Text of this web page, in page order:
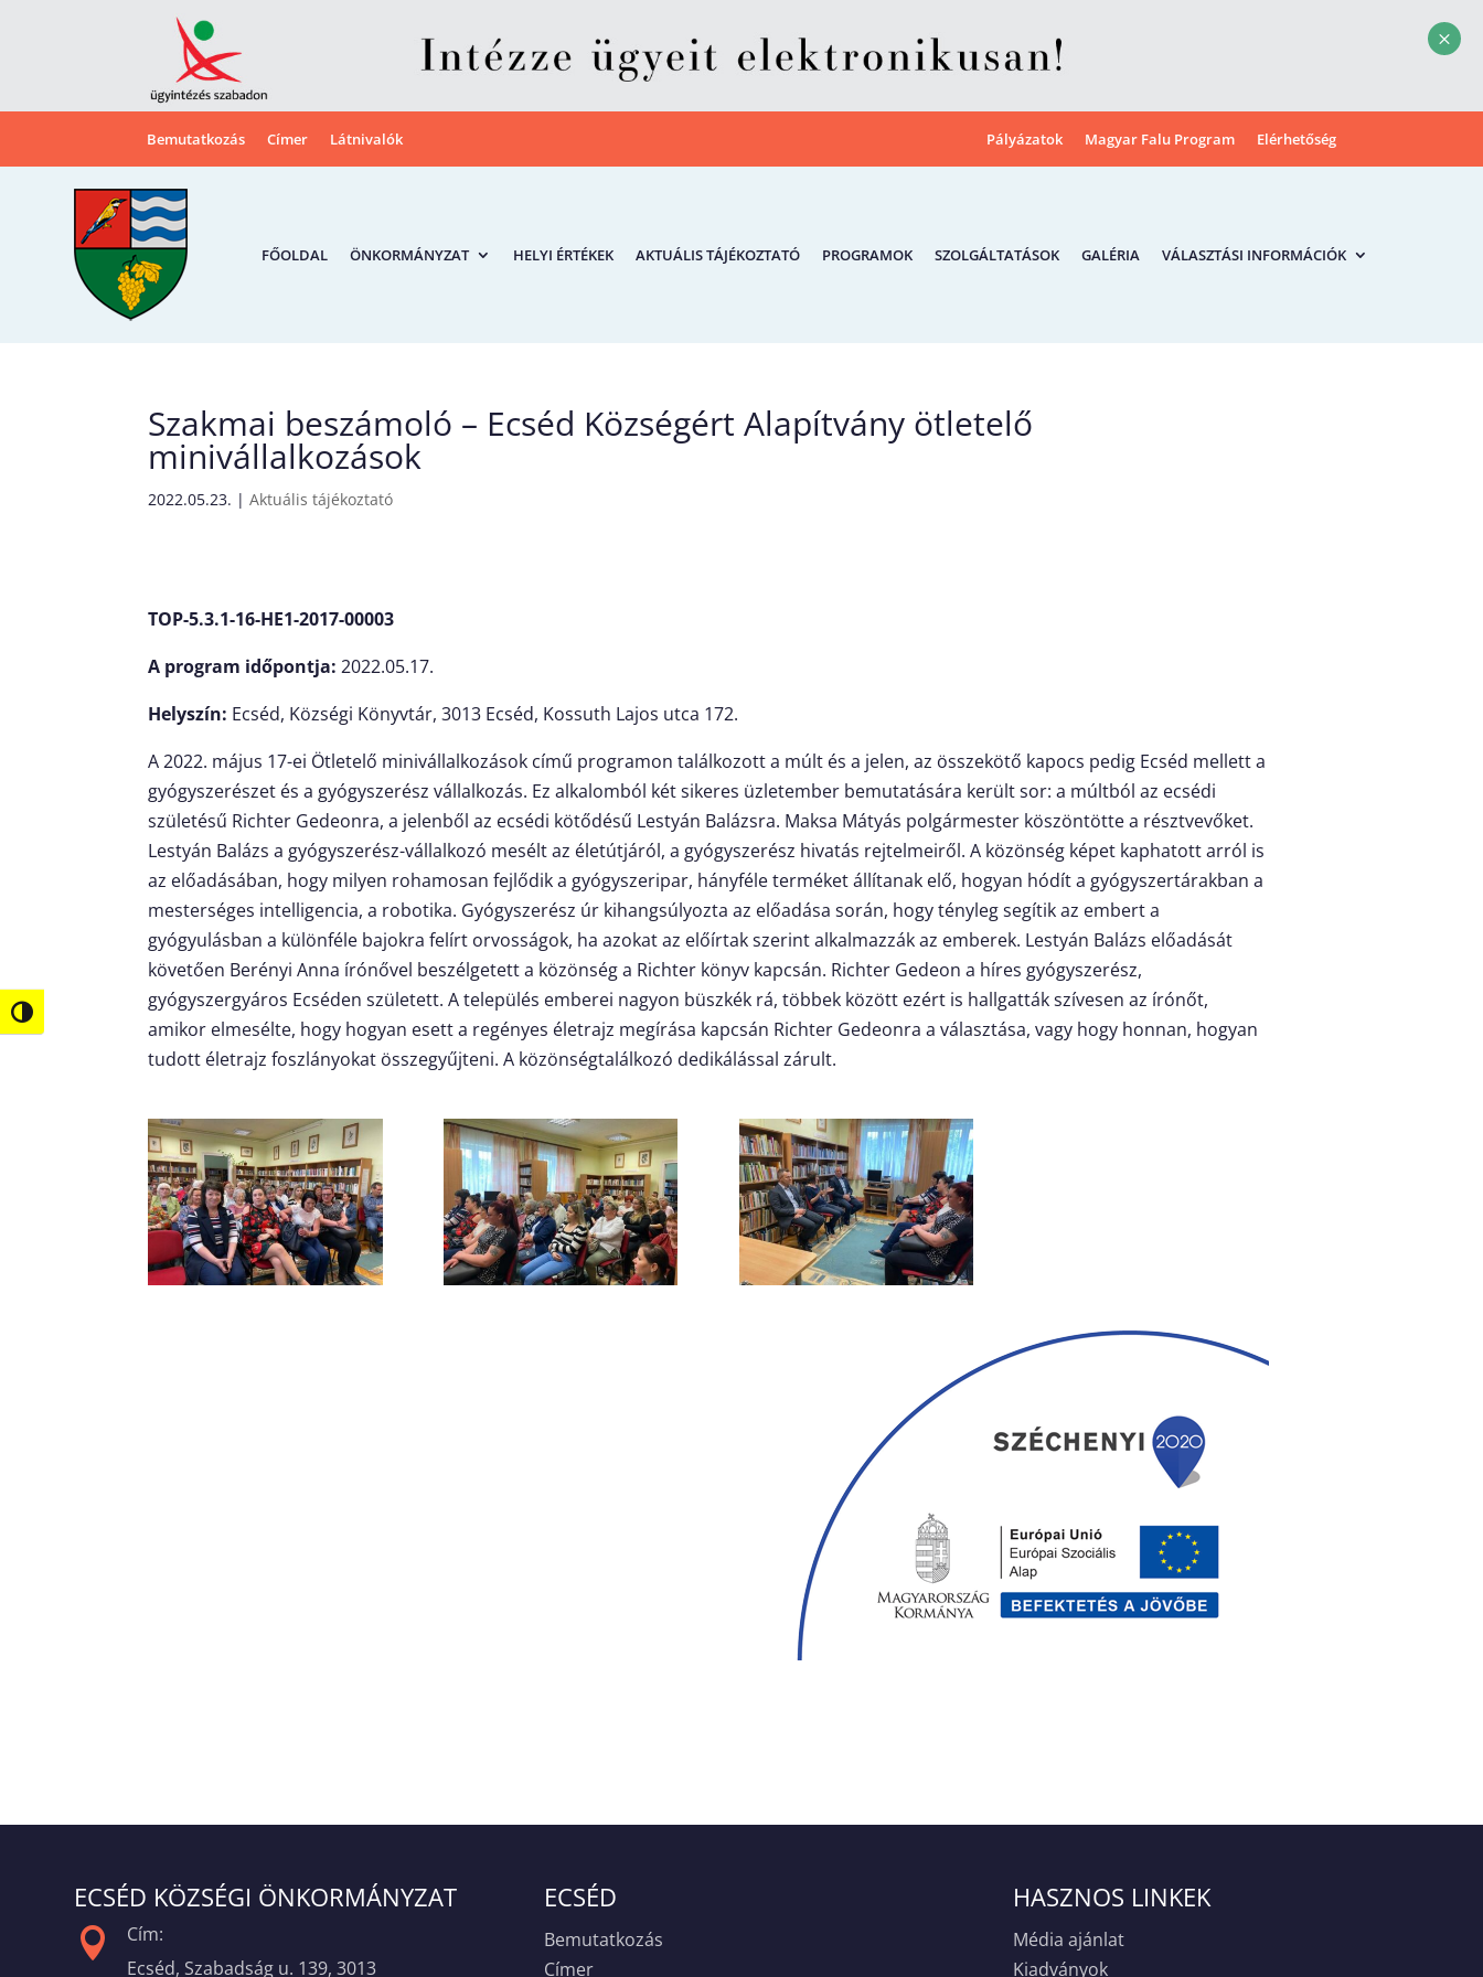
Nagy kontraszt váltása
M
Bemutatkozás Címer Látnivalók Pályázatok Magyar Falu Program Elérhetőség
FŐOLDAL ÖNKORMÁNYZAT HELYI ÉRTÉKEK AKTUÁLIS TÁJÉKOZTATÓ PROGRAMOK SZOLGÁLTATÁSOK GALÉRIA VÁLASZTÁSI INFORMÁCIÓK
Szakmai beszámoló – Ecséd Községért Alapítvány ötletelő
minivállalkozások
2022.05.23. |Aktuális tájékoztató
TOP-5.3.1-16-HE1-2017-00003
A program időpontja:2022.05.17.
Helyszín: Ecséd, Községi Könyvtár, 3013 Ecséd, Kossuth Lajos utca 172.
A 2022. május 17-ei Ötletelő minivállalkozások című programon találkozott a múlt és a jelen, az összekötő kapocs pedig Ecséd mellett a
gyógyszerészet és a gyógyszerész vállalkozás. Ez alkalomból két sikeres üzletember bemutatására került sor: a múltból az ecsédi
születésű Richter Gedeonra, a jelenből az ecsédi kötődésű Lestyán Balázsra. Maksa Mátyás polgármester köszöntötte a résztvevőket.
Lestyán Balázs a gyógyszerész-vállalkozó mesélt az életútjáról, a gyógyszerész hivatás rejtelmeiről. A közönség képet kaphatott arról is
az előadásában, hogy milyen rohamosan fejlődik a gyógyszeripar, hányféle terméket állítanak elő, hogyan hódít a gyógyszertárakban a
mesterséges intelligencia, a robotika. Gyógyszerész úr kihangsúlyozta az előadása során, hogy tényleg segítik az embert a
gyógyulásban a különféle bajokra felírt orvosságok, ha azokat az előírtak szerint alkalmazzák az emberek. Lestyán Balázs előadását
követően Berényi Anna írónővel beszélgetett a közönség a Richter könyv kapcsán. Richter Gedeon a híres gyógyszerész,
gyógyszergyáros Ecséden született. A település emberei nagyon büszkék rá, többek között ezért is hallgatták szívesen az írónőt,
amikor elmesélte, hogy hogyan esett a regényes életrajz megírása kapcsán Richter Gedeonra a választása, vagy hogy honnan, hogyan
tudott életrajz foszlányokat összegyűjteni. A közönségtalálkozó dedikálással zárult.
ECSÉD KÖZSÉGI ÖNKORMÁNYZAT

Cím:
Ecséd, Szabadság u. 139, 3013
ECSÉD
Bemutatkozás
Címer
HASZNOS LINKEK
Média ajánlat
Kiadványok